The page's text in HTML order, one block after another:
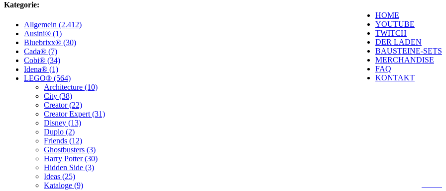
Kategorie:
Allgemein (2.412)
Ausini® (1)
Bluebrixx® (30)
Cada® (7)
Cobi® (34)
Idena® (1)
LEGO® (564)
Architecture (10)
City (38)
Creator (22)
Creator Expert (31)
Disney (13)
Duplo (2)
Friends (12)
Ghostbusters (3)
Harry Potter (30)
Hidden Side (3)
Ideas (25)
Kataloge (9)
HOME
YOUTUBE
TWITCH
DER LADEN
BAUSTEINE-SETS
MERCHANDISE
FAQ
KONTAKT